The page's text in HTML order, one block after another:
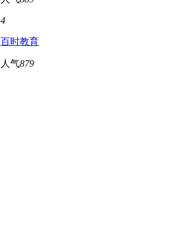
4
百时教育
人气879